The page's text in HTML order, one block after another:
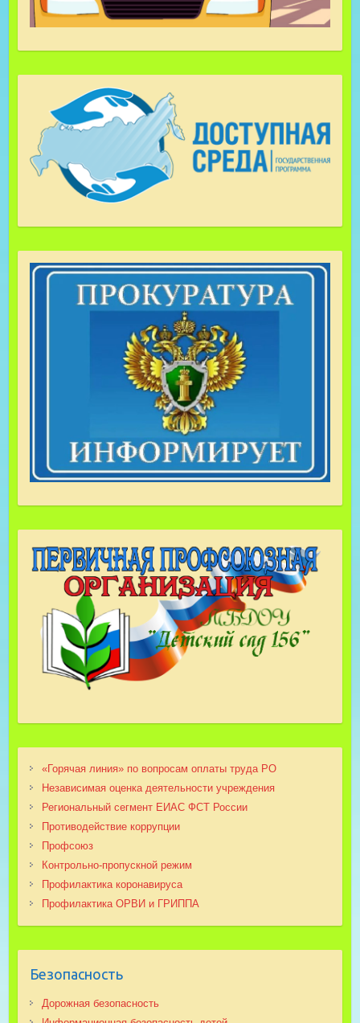
«Горячая линия» по вопросам оплаты труда РО
Независимая оценка деятельности учреждения
Региональный сегмент ЕИАС ФСТ России
Противодействие коррупции
Профсоюз
Контрольно-пропускной режим
Профилактика коронавируса
Профилактика ОРВИ и ГРИППА
Безопасность
Дорожная безопасность